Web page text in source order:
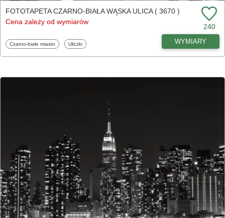
FOTOTAPETA CZARNO-BIAŁA WĄSKA ULICA ( 3670 )
Cena zależy od wymiarów
240
Fototapety
Czarno-białe miasto Fototapety
Uliczki WYMIARY